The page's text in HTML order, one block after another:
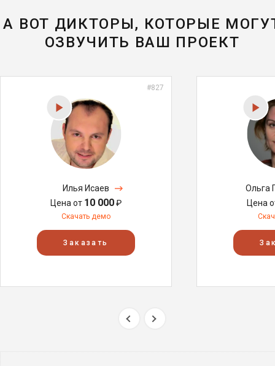
А ВОТ ДИКТОРЫ, КОТОРЫЕ
ОЗВУЧИТЬ ВАШ ПРОЕКТ
#827
Илья Исаев
Цена от 10 000₽
Скачать демо
Заказать
Ольга
Цена